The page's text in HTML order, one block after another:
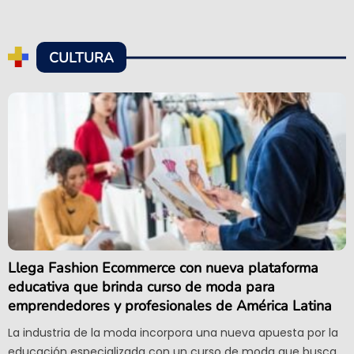
CULTURA
Llega Fashion Ecommerce con nueva plataforma
educativa que brinda curso de moda para
emprendedores y profesionales de América Latina
La industria de la moda incorpora una nueva apuesta por la